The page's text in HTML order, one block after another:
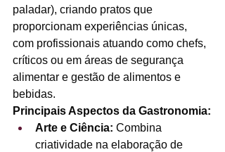
paladar), criando pratos que
proporcionam experiências únicas,
com profissionais atuando como chefs,
críticos ou em áreas de segurança
alimentar e gestão de alimentos e
bebidas.
Principais Aspectos da Gastronomia:
Arte e Ciência: Combina
criatividade na elaboração de